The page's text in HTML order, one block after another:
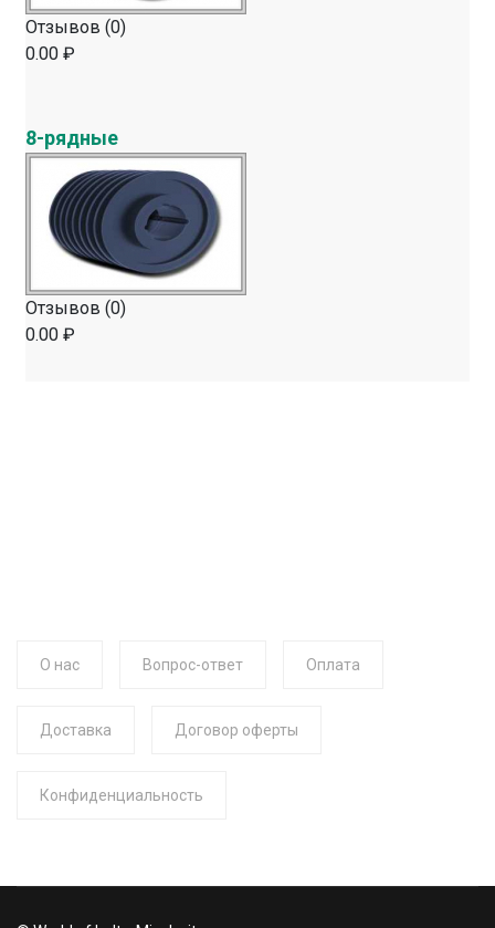
Отзывов (0)
0.00 ₽
8-рядные
Отзывов (0)
0.00 ₽
О нас Вопрос-ответ Оплата
Доставка Договор оферты
Конфиденциальность